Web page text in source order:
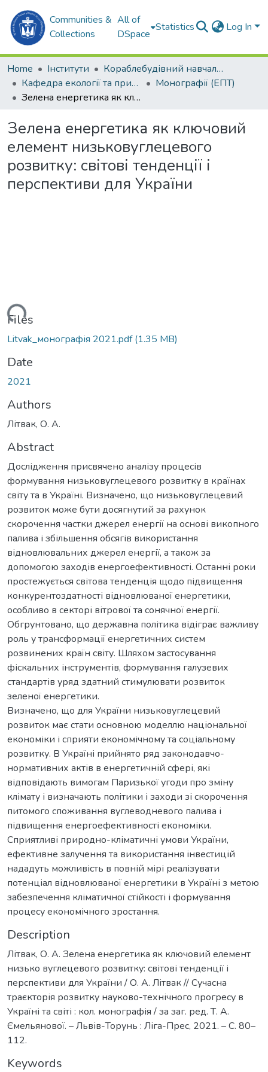
Communities &
Collections
All of
DSpace
Statistics Log In
Home Інститути
Кораблебудівний навчально-науковий інститут (КННІ)
Кафедра екології та природоохоронних технологій (ЕПТ)
Монографії (ЕПТ)
Зелена енергетика як ключовий елемент низьковуглецевого розвитку: світові тенденції і перспективи для України
Зелена енергетика як ключовий
елемент низьковуглецевого
розвитку: світові тенденції і
перспективи для України
Files
Litvak_монографія 2021.pdf(1.35 MB)
Date
2021
Authors
Літвак, О. А.
Abstract
Дослідження присвячено аналізу процесів
формування низьковуглецевого розвитку в країнах
світу та в Україні. Визначено, що низьковуглецевий
розвиток може бути досягнутий за рахунок
скорочення частки джерел енергії на основі викопного
палива і збільшення обсягів використання
відновлювальних джерел енергії, а також за
допомогою заходів енергоефективності. Останні роки
простежується світова тенденція щодо підвищення
конкурентоздатності відновлюваної енергетики,
особливо в секторі вітрової та сонячної енергії.
Обгрунтовано, що державна політика відіграє важливу
роль у трансформації енергетичних систем
розвинених країн світу. Шляхом застосування
фіскальних інструментів, формування галузевих
стандартів уряд здатний стимулювати розвиток
зеленої енергетики.
Визначено, що для України низьковуглецевий
розвиток має стати основною моделлю національної
економіки і сприяти економічному та соціальному
розвитку. В Україні прийнято ряд законодавчо-
нормативних актів в енергетичній сфері, які
відповідають вимогам Паризької угоди про зміну
клімату і визначають політики і заходи зі скорочення
питомого споживання вуглеводневого палива і
підвищення енергоефективності економіки.
Сприятливі природно-кліматичні умови України,
ефективне залучення та використання інвестицій
нададуть можливість в повній мірі реалізувати
потенціал відновлюваної енергетики в Україні з метою
забезпечення кліматичної стійкості і формування
процесу економічного зростання.
Description
Літвак, О. А. Зелена енергетика як ключовий елемент
низько вуглецевого розвитку: світові тенденції і
перспективи для України / О. А. Літвак // Сучасна
траєкторія розвитку науково-технічного прогресу в
Україні та світі : кол. монографія / за заг. ред. Т. А.
Ємельянової. – Львів-Торунь : Ліга-Прес, 2021. – С. 80–
112.
Keywords